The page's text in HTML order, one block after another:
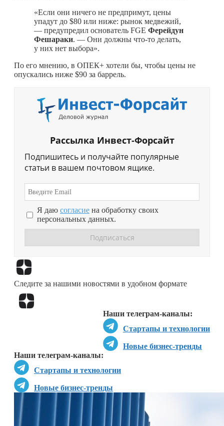
«Если они ничего не предпримут, цены
упадут до $80 или ниже: рынок медвежий,
— предупредил основатель FGE Ферейдун
Фешараки. — Они должны что-то делать,
у них нет выбора».
По его мнению, в ОПЕК+ хотели бы, чтобы цены не
опускались ниже $90 за баррель.
Рассылка Инвест-Форсайт
Подпишитесь и получайте популярные
статьи в вашем почтовом ящике.
Я даю согласие на обработку своих
персональных данных.
Следите за нашими новостями в удобном формате
Наши телеграм-каналы:
Стартапы и технологии
Новые бизнес-тренды
Наши телеграм-каналы:
Стартапы и технологии
Новые бизнес-тренды